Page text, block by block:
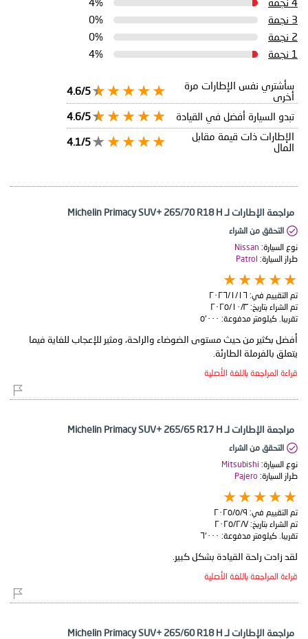
3 نجمة
0%
2 نجمة
0%
1 نجمة
4%
سأشتري نفس الإطارات مرة
أخرى
4.6/5
تبدو السيارة أفضل في القيادة
4.6/5
الإطارات ذات قيمة مقابل
المال
4.1/5
مراجعة الإطارات لـ Michelin Primacy SUV+ 265/70 R18 H
التحقق من الشراء
نوع السيارة: Nissan
طراز السيارة: Patrol
تم التقييم في: ١٦‏/١‏/٢٠٢٦
تم الشراء بتاريخ: ٣‏/١٠‏/٢٠٢٥
تقريبا. كيلومتر مدفوعة: ٥٬٠٠٠
أفضل بكثير من حيث مستوى الضوضاء والراحة، ومثير للإعجاب للغاية فيما
يتعلق بالفرملة الطارئة.
قراءة المراجعة باللغة الأصلية
مراجعة الإطارات لـ Michelin Primacy SUV+ 265/65 R17 H
التحقق من الشراء
نوع السيارة: Mitsubishi
طراز السيارة: Pajero
تم التقييم في: ٩‏/٥‏/٢٠٢٥
تم الشراء بتاريخ: ٧‏/٢‏/٢٠٢٥
تقريبا. كيلومتر مدفوعة: ٦٬٠٠٠
لقد زادت راحة القيادة بشكل كبير.
قراءة المراجعة باللغة الأصلية
مراجعة الإطارات لـ Michelin Primacy SUV+ 265/60 R18 H